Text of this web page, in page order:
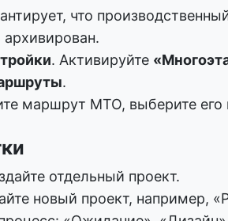
что
. Активируйте
.
маршрут MTO, выберите
отдельный проект.
новый проект, например,